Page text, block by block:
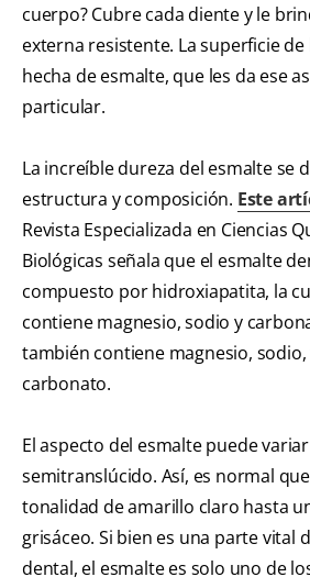
cuerpo? Cubre cada diente y le
externa resistente. La superficie
hecha de esmalte, que les da ese
particular.
La increíble dureza del esmalte se
estructura y composición. Este
Revista Especializada en Ciencias
Biológicas señala que el esmalte
compuesto por hidroxiapatita, la
contiene magnesio, sodio y
también contiene magnesio,
carbonato.
El aspecto del esmalte puede
semitranslúcido. Así, es normal
tonalidad de amarillo claro hasta
grisáceo. Si bien es una parte vital
dental, el esmalte es solo uno de